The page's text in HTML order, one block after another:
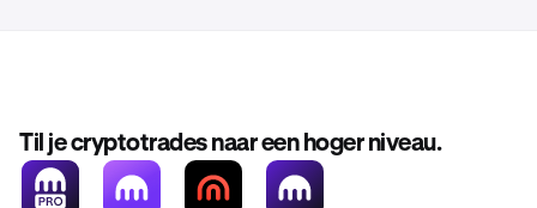
Til je cryptotrades naar een hoger niveau.